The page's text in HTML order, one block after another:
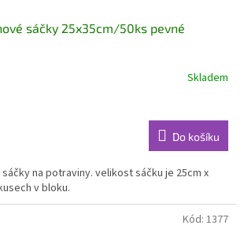
sáčky 25x35cm/50ks pevné
Skladem
Do košíku
na potraviny. velikost sáčku je 25cm x
v bloku.
Kód: 1377